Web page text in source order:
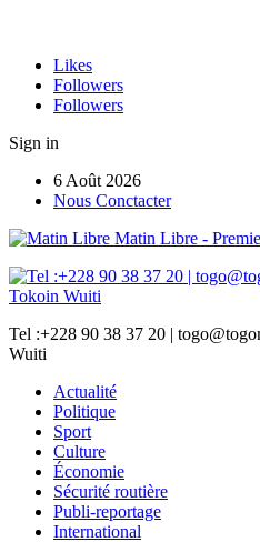
Likes
Followers
Followers
Sign in
6 Août 2026
Nous Conctacter
Matin Libre -
Tel :+228 90 38 37 20 |
Wuiti
Actualité
Politique
Sport
Culture
Économie
Sécurité routière
Publi-reportage
International